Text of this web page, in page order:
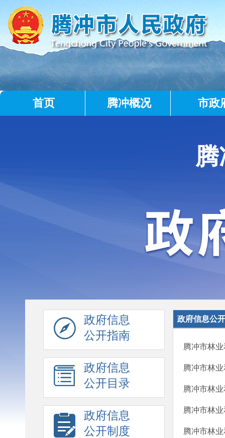
首页 腾冲概况 市政
政府信息
公开指南
政府信息
公开目录
政府信息
公开制度
政府信息公
腾冲市林
腾冲市林
腾冲市林
腾冲市林
腾冲市林